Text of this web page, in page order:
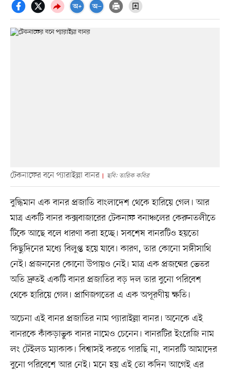
টেকনাফের বনে প্যারাইল্লা বানর ছবি: তারিক কবির
বুদ্ধিমান এক বানর প্রজাতি বাংলাদেশ থেকে হারিয়ে গেল। আর
মাত্র একটি বানর কক্সবাজারের টেকনাফ বনাঞ্চলের কেরুনতলীতে
টিকে আছে বলে ধারণা করা হচ্ছে। সবশেষ বানরটিও হয়তো
কিছুদিনের মধ্যে বিলুপ্ত হয়ে যাবে। কারণ, তার কোনো সঙ্গীসাথি
নেই। প্রজননের কোনো উপায়ও নেই। মাত্র এক প্রজন্মের ভেতর
অতি দ্রুতই একটি বানর প্রজাতির বড় দল তার বুনো পরিবেশ
থেকে হারিয়ে গেল। প্রাণিজগতের এ এক অপূরণীয় ক্ষতি।
অচেনা এই বানর প্রজাতির নাম প্যারাইল্লা বানর। অনেকে এই
বানরকে কাঁকড়াভুক বানর নামেও চেনেন। বানরটির ইংরেজি নাম
লং টেইলড ম্যাকাক। বিশ্বাসই করতে পারছি না, বানরটি আমাদের
বুনো পরিবেশে আর নেই। মনে হয় এই তো কদিন আগেই এর